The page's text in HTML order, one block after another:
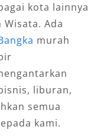
Perkotaan
akses ke
dan
yang memiliki
yang
kota lainnya
Ada
murah
liburan,
semua
kami.